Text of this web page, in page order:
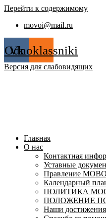
Перейти к содержимому
movoi@mail.ru
Vk
Odnoklassniki
Версия для слабовидящих
Главная
О нас
Контактная
Уставные
Правление
Календарный
ПОЛИТИКА
ПОЛОЖЕНИЕ
Наши достижения